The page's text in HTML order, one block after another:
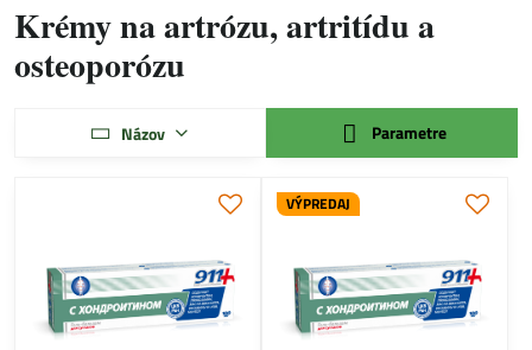
Krémy na artrózu, artritídu a
osteoporózu
Názov Parametre
VÝPREDAJ